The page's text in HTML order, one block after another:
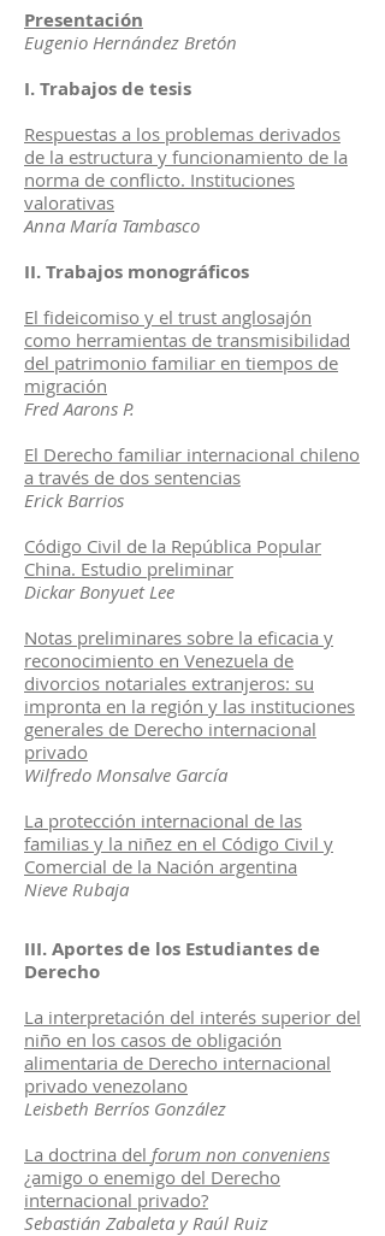
Presentación
Eugenio Hernández Bretón
I. Trabajos de tesis
Respuestas a los problemas derivados
de la estructura y funcionamiento de la
norma de conflicto. Instituciones
valorativas
Anna María Tambasco
II. Trabajos monográficos
El fideicomiso y el trust anglosajón
como herramientas de transmisibilidad
del patrimonio familiar en tiempos de
migración
Fred Aarons P.
El Derecho familiar internacional chileno
a través de dos sentencias
Erick Barrios
Código Civil de la República Popular
China. Estudio preliminar
Dickar Bonyuet Lee
Notas preliminares sobre la eficacia y
reconocimiento en Venezuela de
divorcios notariales extranjeros: su
impronta en la región y las instituciones
generales de Derecho internacional
privado
Wilfredo Monsalve García
La protección internacional de las
familias y la niñez en el Código Civil y
Comercial de la Nación argentina
Nieve Rubaja
III. Aportes de los Estudiantes de
Derecho
La interpretación del interés superior del
niño en los casos de obligación
alimentaria de Derecho internacional
privado venezolano
Leisbeth Berríos González
La doctrina del forum non conveniens
¿amigo o enemigo del Derecho
internacional privado?
Sebastián Zabaleta y Raúl Ruiz